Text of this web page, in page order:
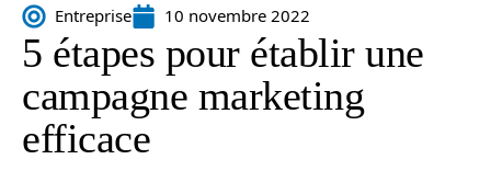
Entreprise 10 novembre 2022
5 étapes pour établir une
campagne marketing
efficace